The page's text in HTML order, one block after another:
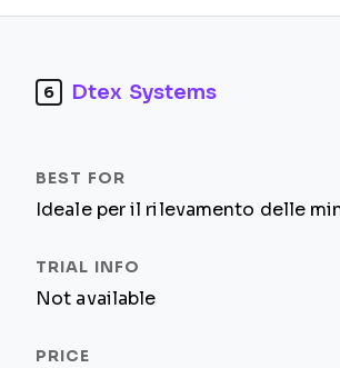
6 Dtex Systems
Ideale per il rilevamento delle
Not available